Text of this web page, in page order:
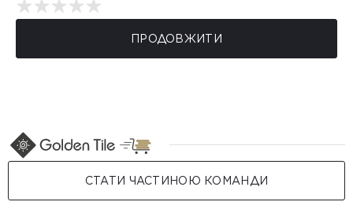
ПРОДОВЖИТИ
СТАТИ ЧАСТИНОЮ КОМАНДИ